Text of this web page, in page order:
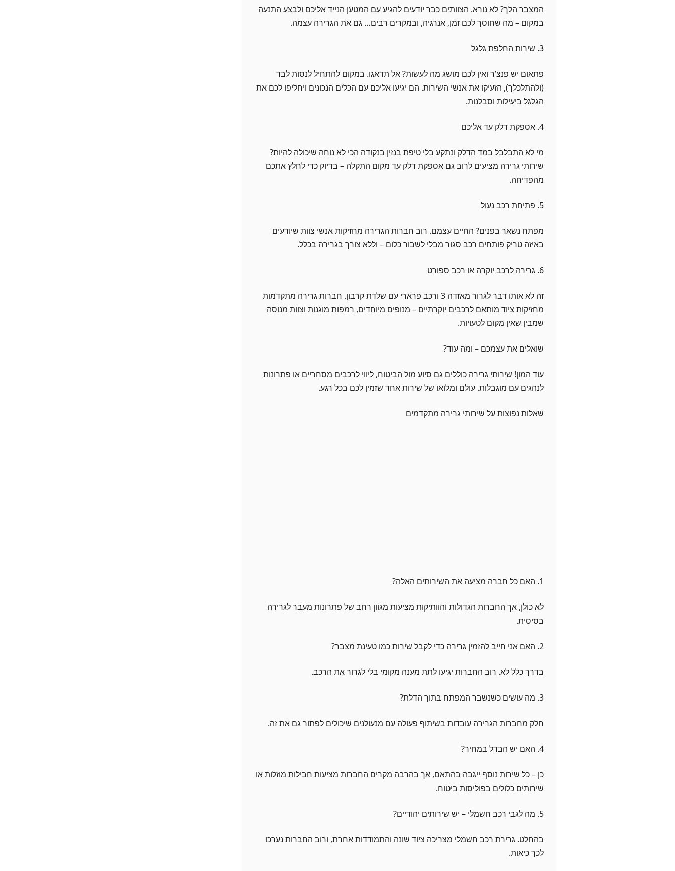
המצבר הלך? לא נורא. הצוותים כבר יודעים להגיע עם המטען הנייד אליכם ולבצע התנעה
במקום – מה שחוסך לכם זמן, אנרגיה, ובמקרים רבים… גם את הגרירה עצמה.
3. שירות החלפת גלגל
פתאום יש פנצ’ר ואין לכם מושג מה לעשות? אל תדאגו. במקום להתחיל לנסות לבד
(ולהתלכלך), הזעיקו את אנשי השירות. הם יגיעו אליכם עם הכלים הנכונים ויחליפו לכם את
הגלגל ביעילות וסבלנות.
4. אספקת דלק עד אליכם
מי לא התבלבל במד הדלק ונתקע בלי טיפת בנזין בנקודה הכי לא נוחה שיכולה להיות?
שירותי גרירה מציעים לרוב גם אספקת דלק עד מקום התקלה – בדיוק כדי לחלץ אתכם
מהפדיחה.
5. פתיחת רכב נעול
מפתח נשאר בפנים? החיים עצמם. רוב חברות הגרירה מחזיקות אנשי צוות שיודעים
באיזה טריק פותחים רכב סגור מבלי לשבור כלום – וללא צורך בגרירה בכלל.
6. גרירה לרכב יוקרה או רכב ספורט
זה לא אותו דבר לגרור מאזדה 3 ורכב פרארי עם שלדת קרבון. חברות גרירה מתקדמות
מחזיקות ציוד מותאם לרכבים יוקרתיים – מנופים מיוחדים, רמפות מוגנות וצוות מנוסה
שמבין שאין מקום לטעויות.
שואלים את עצמכם – ומה עוד?
עוד המון! שירותי גרירה כוללים גם סיוע מול הביטוח, ליווי לרכבים מסחריים או פתרונות
לנהגים עם מוגבלות. עולם ומלואו של שירות אחד שזמין לכם בכל רגע.
שאלות נפוצות על שירותי גרירה מתקדמים
1. האם כל חברה מציעה את השירותים האלה?
לא כולן, אך החברות הגדולות והוותיקות מציעות מגוון רחב של פתרונות מעבר לגרירה
בסיסית.
2. האם אני חייב להזמין גרירה כדי לקבל שירות כמו טעינת מצבר?
בדרך כלל לא. רוב החברות יגיעו לתת מענה מקומי בלי לגרור את הרכב.
3. מה עושים כשנשבר המפתח בתוך הדלת?
חלק מחברות הגרירה עובדות בשיתוף פעולה עם מנעולנים שיכולים לפתור גם את זה.
4. האם יש הבדל במחיר?
כן – כל שירות נוסף ייגבה בהתאם, אך בהרבה מקרים החברות מציעות חבילות מוזלות או
שירותים כלולים בפוליסות ביטוח.
5. מה לגבי רכב חשמלי – יש שירותים יהודיים?
בהחלט. גרירת רכב חשמלי מצריכה ציוד שונה והתמודדות אחרת, ורוב החברות נערכו
לכך כיאות.